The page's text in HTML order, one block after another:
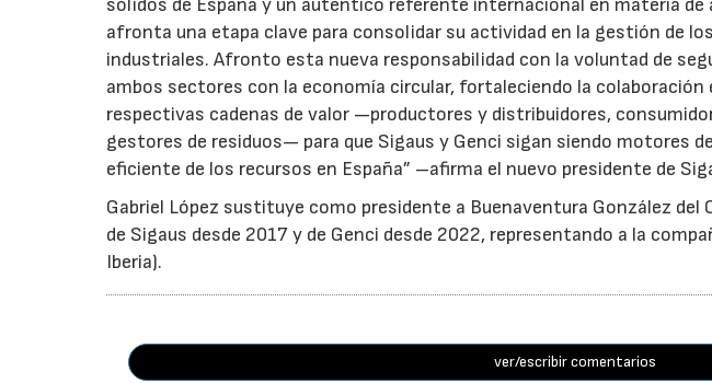
afronta una etapa clave para consolidar su actividad en la gestión de
industriales. Afronto esta nueva responsabilidad con la voluntad de
ambos sectores con la economía circular, fortaleciendo la
respectivas cadenas de valor —productores y distribuidores,
gestores de residuos— para que Sigaus y Genci sigan siendo motores
eficiente de los recursos en España” –afirma el nuevo presidente de
Gabriel López sustituye como presidente a Buenaventura González del
de Sigaus desde 2017 y de Genci desde 2022, representando a la
Iberia).
ver/escribir comentarios